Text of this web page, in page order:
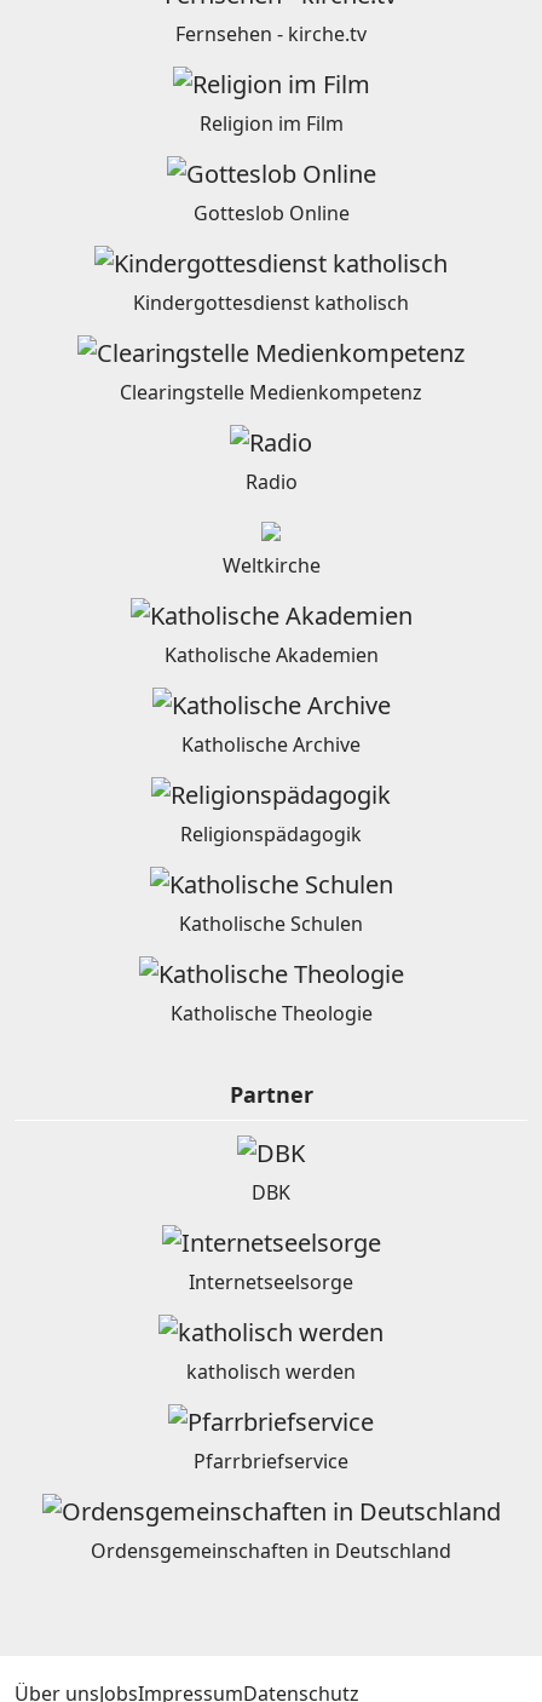
Fernsehen - kirche.tv
Religion im Film
Gotteslob Online
Kindergottesdienst katholisch
Clearingstelle Medienkompetenz
Radio
Weltkirche
Katholische Akademien
Katholische Archive
Religionspädagogik
Katholische Schulen
Katholische Theologie
Partner
DBK
Internetseelsorge
katholisch werden
Pfarrbriefservice
Ordensgemeinschaften in Deutschland
Über unsJobsImpressumDatenschutz